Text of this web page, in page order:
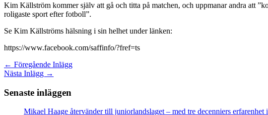
Kim Källström kommer själv att gå och titta på matchen, och uppmanar andra att
roligaste sport efter fotboll”.
Se Kim Källströms hälsning i sin helhet under länken:
https://www.facebook.com/saffinfo/?fref=ts
← Föregående Inlägg
Nästa Inlägg →
Senaste inläggen
Mikael Haage återvänder till juniorlandslaget – med tre decenniers erfarenhet